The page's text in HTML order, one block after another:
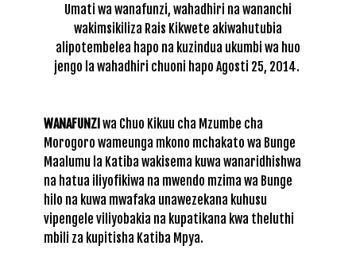
Umati wa wanafunzi, wahadhiri na wananchi
wakimsikiliza Rais Kikwete akiwahutubia
alipotembelea hapo na kuzindua ukumbi wa huo
jengo la wahadhiri chuoni hapo Agosti 25, 2014.
WANAFUNZIwa Chuo Kikuu cha Mzumbe cha
Morogoro wameunga mkono mchakato wa Bunge
Maalumu la Katiba wakisema kuwa wanaridhishwa
na hatua iliyofikiwa na mwendo mzima wa Bunge
hilo na kuwa mwafaka unawezekana kuhusu
vipengele viliyobakia na kupatikana kwa theluthi
mbili za kupitisha Katiba Mpya.